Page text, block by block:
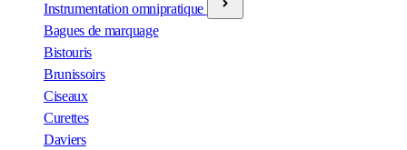
Instrumentation omnipratique
Bagues de marquage
Bistouris
Brunissoirs
Ciseaux
Curettes
Daviers